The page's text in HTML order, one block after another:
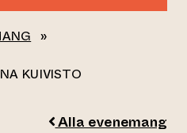
»
KUIVISTO
Alla evenemang